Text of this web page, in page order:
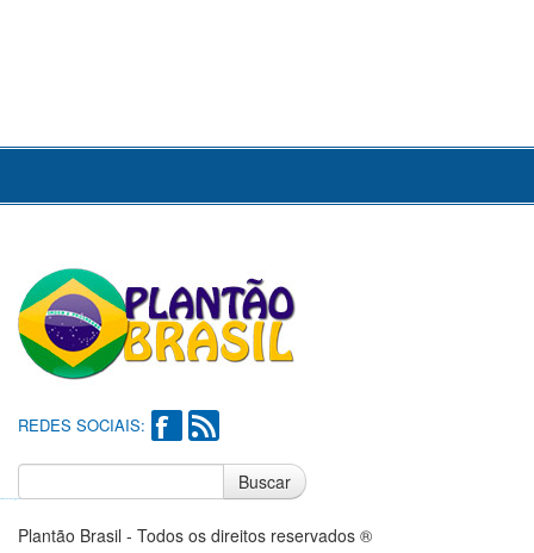
REDES SOCIAIS:
Buscar
Plantão Brasil - Todos os direitos reservados ®